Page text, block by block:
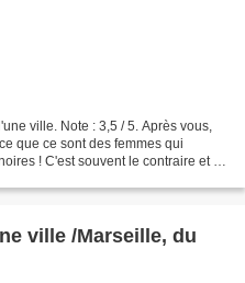
ville. Note : 3,5 / 5. Après vous,
que ce sont des femmes qui
! C'est souvent le contraire et ce
ville /Marseille, du